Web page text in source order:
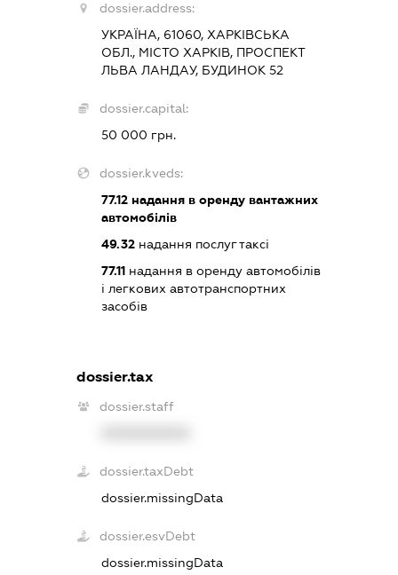
dossier.address:
УКРАЇНА, 61060, ХАРКІВСЬКА
ОБЛ., МІСТО ХАРКІВ, ПРОСПЕКТ
ЛЬВА ЛАНДАУ, БУДИНОК 52
dossier.capital:
50 000 грн.
dossier.kveds:
77.12 надання в оренду вантажних
автомобілів
49.32 надання послуг таксі
77.11 надання в оренду автомобілів
і легкових автотранспортних
засобів
dossier.tax
dossier.staff
dossier.taxDebt
dossier.missingData
dossier.esvDebt
dossier.missingData